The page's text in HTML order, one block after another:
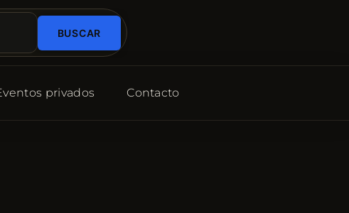
BUSCAR
privados Contacto